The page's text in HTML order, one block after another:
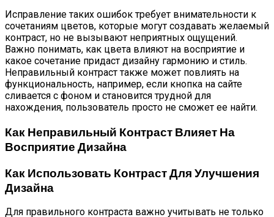
Исправление таких ошибок требует внимательности к
сочетаниям цветов, которые могут создавать желаемый
контраст, но не вызывают неприятных ощущений.
Важно понимать, как цвета влияют на восприятие и
какое сочетание придаст дизайну гармонию и стиль.
Неправильный контраст также может повлиять на
функциональность, например, если кнопка на сайте
сливается с фоном и становится трудной для
нахождения, пользователь просто не сможет ее найти.
Как Неправильный Контраст Влияет На
Восприятие Дизайна
Как Использовать Контраст Для Улучшения
Дизайна
Для правильного контраста важно учитывать не только